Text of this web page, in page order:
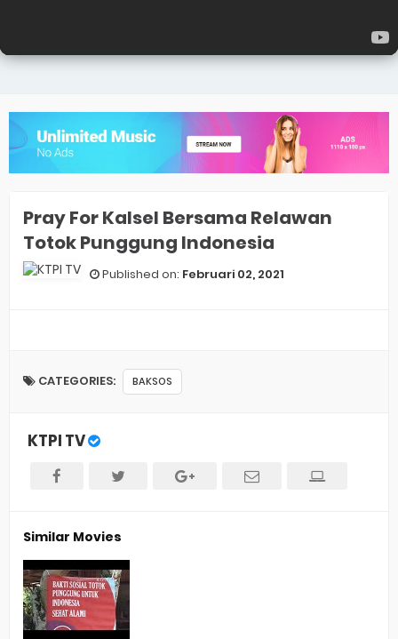
Pray For Kalsel Bersama Relawan
Totok Punggung Indonesia
Published on: Februari 02, 2021
CATEGORIES: BAKSOS
KTPI TV
Similar Movies